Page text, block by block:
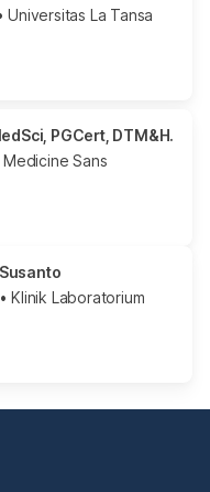
Universitas La Tansa
PGCert, DTM&H.
Sans
Klinik Laboratorium